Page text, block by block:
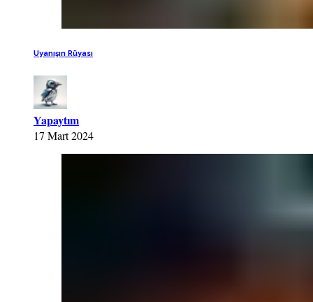
Uyanışın Rüyası
Yapaytım
17 Mart 2024